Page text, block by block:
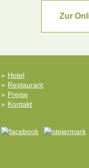
Zur
Hotel
Restaurant
Preise
Kontakt